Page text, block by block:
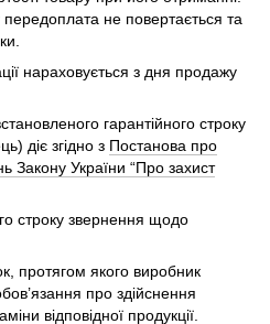
передоплата не повертається та
нараховується з дня продажу
гарантійного строку
діє згідно з Постанова про
Закону України “Про захист
строку звернення щодо
протягом якого виробник
про здійснення
відповідної продукції.